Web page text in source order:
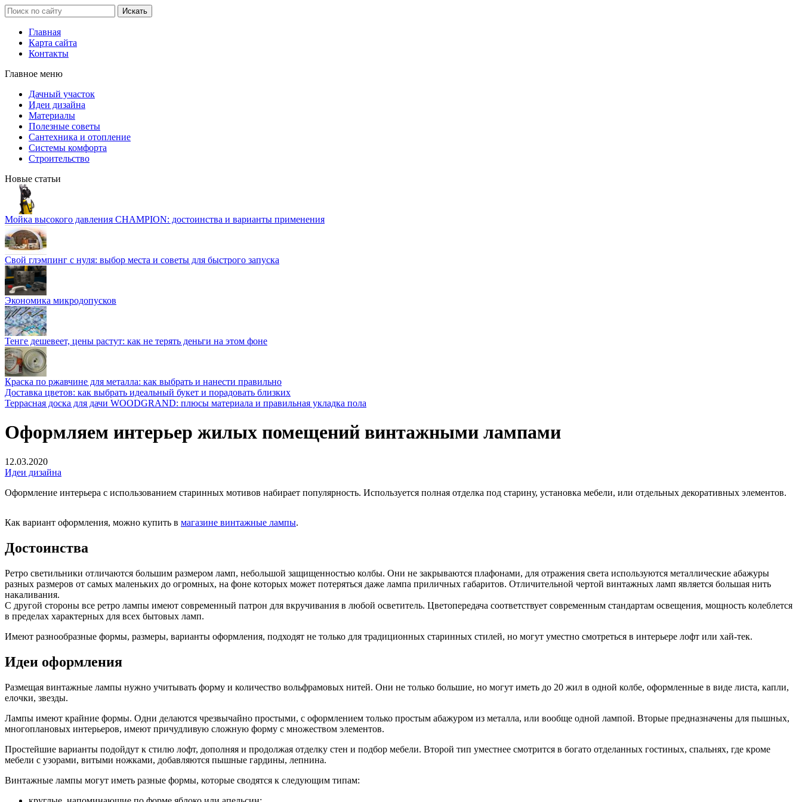
Главная
Карта сайта
Контакты
Главное меню
Дачный участок
Идеи дизайна
Материалы
Полезные советы
Сантехника и отопление
Системы комфорта
Строительство
Новые статьи
Мойка высокого давления CHAMPION: достоинства и варианты применения
Свой глэмпинг с нуля: выбор места и советы для быстрого запуска
Экономика микродопусков
Тенге дешевеет, цены растут: как не терять деньги на этом фоне
Краска по ржавчине для металла: как выбрать и нанести правильно
Доставка цветов: как выбрать идеальный букет и порадовать близких
Террасная доска для дачи WOODGRAND: плюсы материала и правильная укладка пола
Оформляем интерьер жилых помещений винтажными лампами
12.03.2020
Идеи дизайна
Оформление интерьера с использованием старинных мотивов набирает популярность. Используется полная отделка под старину, установка мебели, или отдельных декоративных элементов.
Как вариант оформления, можно купить в магазине винтажные лампы.
Достоинства
Ретро светильники отличаются большим размером ламп, небольшой защищенностью колбы. Они не закрываются плафонами, для отражения света используются металлические абажуры
разных размеров от самых маленьких до огромных, на фоне которых может потеряться даже лампа приличных габаритов. Отличительной чертой винтажных ламп является большая нить
накаливания.
С другой стороны все ретро лампы имеют современный патрон для вкручивания в любой осветитель. Цветопередача соответствует современным стандартам освещения, мощность колеблется
в пределах характерных для всех бытовых ламп.
Имеют разнообразные формы, размеры, варианты оформления, подходят не только для традиционных старинных стилей, но могут уместно смотреться в интерьере лофт или хай-тек.
Идеи оформления
Размещая винтажные лампы нужно учитывать форму и количество вольфрамовых нитей. Они не только большие, но могут иметь до 20 жил в одной колбе, оформленные в виде листа, капли,
елочки, звезды.
Лампы имеют крайние формы. Одни делаются чрезвычайно простыми, с оформлением только простым абажуром из металла, или вообще одной лампой. Вторые предназначены для пышных,
многоплановых интерьеров, имеют причудливую сложную форму с множеством элементов.
Простейшие варианты подойдут к стилю лофт, дополняя и продолжая отделку стен и подбор мебели. Второй тип уместнее смотрится в богато отделанных гостиных, спальнях, где кроме
мебели с узорами, витыми ножками, добавляются пышные гардины, лепнина.
Винтажные лампы могут иметь разные формы, которые сводятся к следующим типам: